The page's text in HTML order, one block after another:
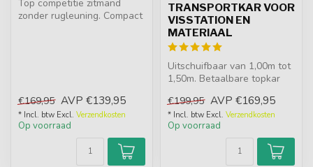
Top competitie zitmand
zonder rugleuning. Compact
€169,95 AVP €139,95
* Incl. btw Excl. Verzendkosten
Op voorraad
TRANSPORTKAR VOOR
VISSTATION EN
MATERIAAL
Uitschuifbaar van 1,00m tot
1,50m. Betaalbare topkar
ac...
€199,95 AVP €169,95
* Incl. btw Excl. Verzendkosten
Op voorraad